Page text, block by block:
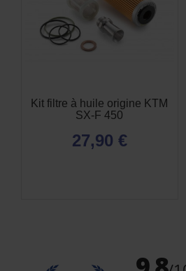
Kit filtre à huile origine KTM
SX-F 450
27,90 €